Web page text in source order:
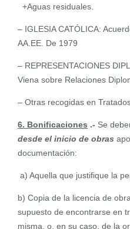
+Aguas residuales.
– IGLESIA CATÓLICA:
AA.EE. De 1979
– REPRESENTACIONES
Viena sobre Relaciones
– Otras recogidas en
6. Bonificaciones .- Se
desde el inicio de obras
documentación:
a) Aquella que justifique la
b) Copia de la licencia de
supuesto de encontrarse en
misma, o, en su caso, de la